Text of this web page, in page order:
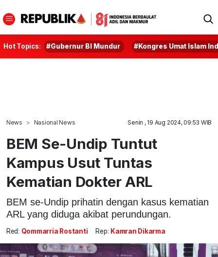
Hot Topics: #Gubernur BI Mundur #Kongres Umat Islam
News Nasional News Senin , 19 Aug 2024, 09:53 WIB
BEM Se-Undip Tuntut
Kampus Usut Tuntas
Kematian Dokter ARL
BEM se-Undip prihatin dengan kasus kematian
ARL yang diduga akibat perundungan.
Red: Qommarria Rostanti Rep: Kamran Dikarma